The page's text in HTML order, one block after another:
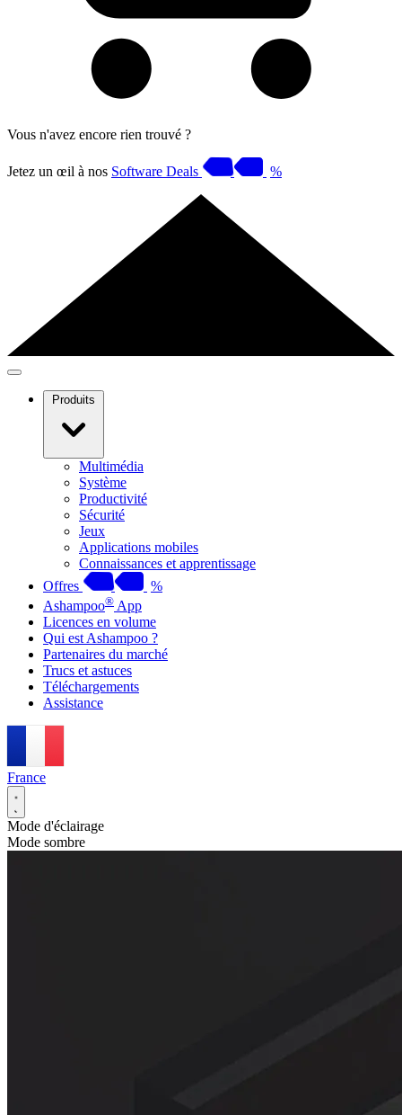
Vous n'avez encore rien trouvé ?
Jetez un œil à nos Software Deals %
Produits
Multimédia
Système
Productivité
Sécurité
Jeux
Applications mobiles
Connaissances et apprentissage
Offres
%
Ashampoo® App
Licences en volume
Qui est Ashampoo ?
Partenaires du marché
Trucs et astuces
Téléchargements
Assistance
France
Mode d'éclairage
Mode sombre